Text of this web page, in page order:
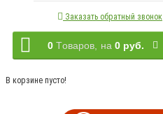
Заказать обратный звонок
0 Tоваров, на 0 руб.
В корзине пусто!